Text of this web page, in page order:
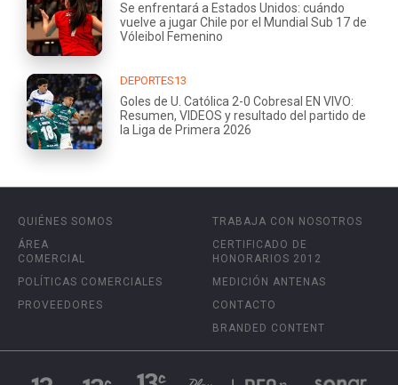
Se enfrentará a Estados Unidos: cuándo
vuelve a jugar Chile por el Mundial Sub 17 de
Vóleibol Femenino
DEPORTES13
Goles de U. Católica 2-0 Cobresal EN VIVO:
Resumen, VIDEOS y resultado del partido de
la Liga de Primera 2026
QUIÉNES SOMOS
ÁREA
COMERCIAL
POLÍTICAS COMERCIALES
PROVEEDORES
TRABAJA CON NOSOTROS
CERTIFICADO DE
HONORARIOS 2012
MEDICIÓN ANTENAS
CONTACTO
BRANDED CONTENT